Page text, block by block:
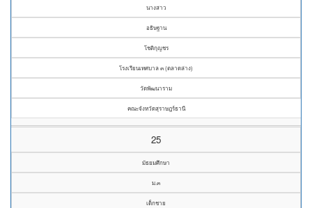
นางสาว
อธิษฐาน
โชติกุญชร
โรงเรียนเทศบาล ๓ (ตลาดล่าง)
วัดพัฒนาราม
คณะจังหวัดสุราษฎร์ธานี
25
มัธยมศึกษา
ม.๓
เด็กชาย